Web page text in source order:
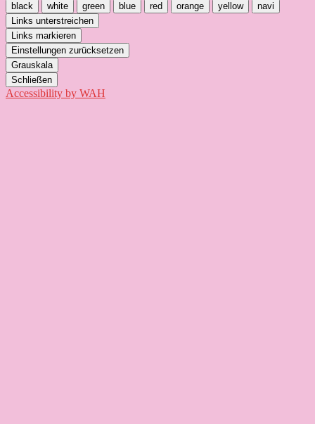
black
white green blue red orange yellow
navi
Links unterstreichen
Links markieren
Einstellungen zurücksetzen
Grauskala
Schließen
Accessibility by WAH